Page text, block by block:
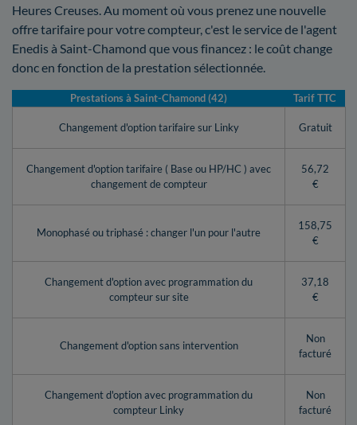
Heures Creuses. Au moment où vous prenez une nouvelle
offre tarifaire pour votre compteur, c'est le service de l'agent
Enedis à Saint-Chamond que vous financez : le coût change
donc en fonction de la prestation sélectionnée.
Prestations à Saint-Chamond (42) Tarif TTC
Changement d'option tarifaire sur Linky Gratuit
Changement d'option tarifaire ( Base ou HP/HC ) avec
changement de compteur
56,72
€
Monophasé ou triphasé : changer l'un pour l'autre
158,75
€
Changement d'option avec programmation du
compteur sur site
37,18
€
Changement d'option sans intervention
Non
facturé
Changement d'option avec programmation du
compteur Linky
Non
facturé